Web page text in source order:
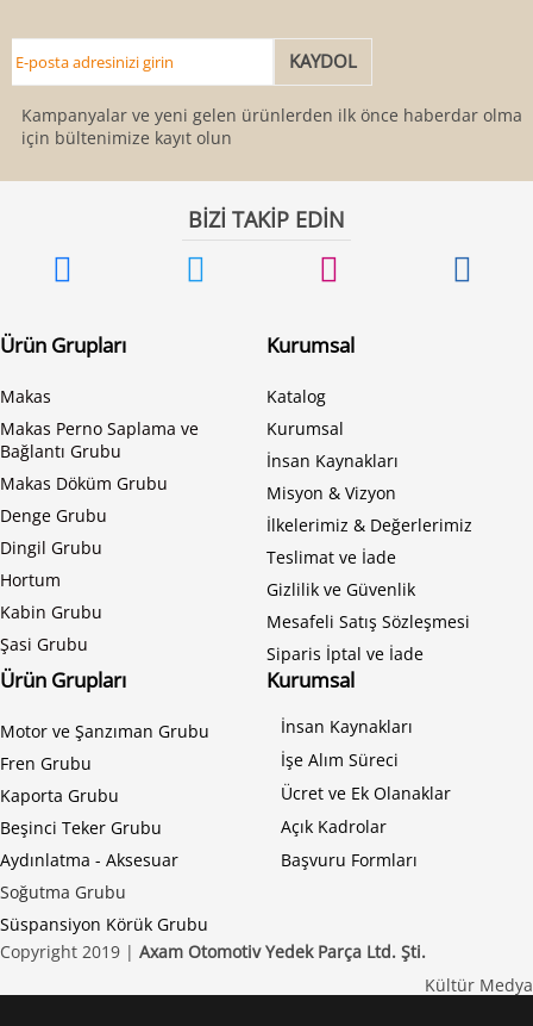
Kampanyalar ve yeni gelen ürünlerden ilk önce haberdar olmak
için bültenimize kayıt olun
BİZİ TAKİP EDİN
Ürün Grupları
Makas
Makas Perno Saplama ve
Bağlantı Grubu
Makas Döküm Grubu
Denge Grubu
Dingil Grubu
Hortum
Kabin Grubu
Şasi Grubu
Kurumsal
Katalog
Kurumsal
İnsan Kaynakları
Misyon & Vizyon
İlkelerimiz & Değerlerimiz
Teslimat ve İade
Gizlilik ve Güvenlik
Mesafeli Satış Sözleşmesi
Siparis İptal ve İade
Ürün Grupları
Motor ve Şanzıman Grubu
Fren Grubu
Kaporta Grubu
Beşinci Teker Grubu
Aydınlatma - Aksesuar
Soğutma Grubu
Süspansiyon Körük Grubu
Kurumsal
İnsan Kaynakları
İşe Alım Süreci
Ücret ve Ek Olanaklar
Açık Kadrolar
Başvuru Formları
Copyright 2019 | Axam Otomotiv Yedek Parça Ltd. Şti.
Kültür Medya